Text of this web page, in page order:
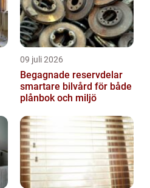
09 juli 2026
Begagnade reservdelar
smartare bilvård för både
plånbok och miljö